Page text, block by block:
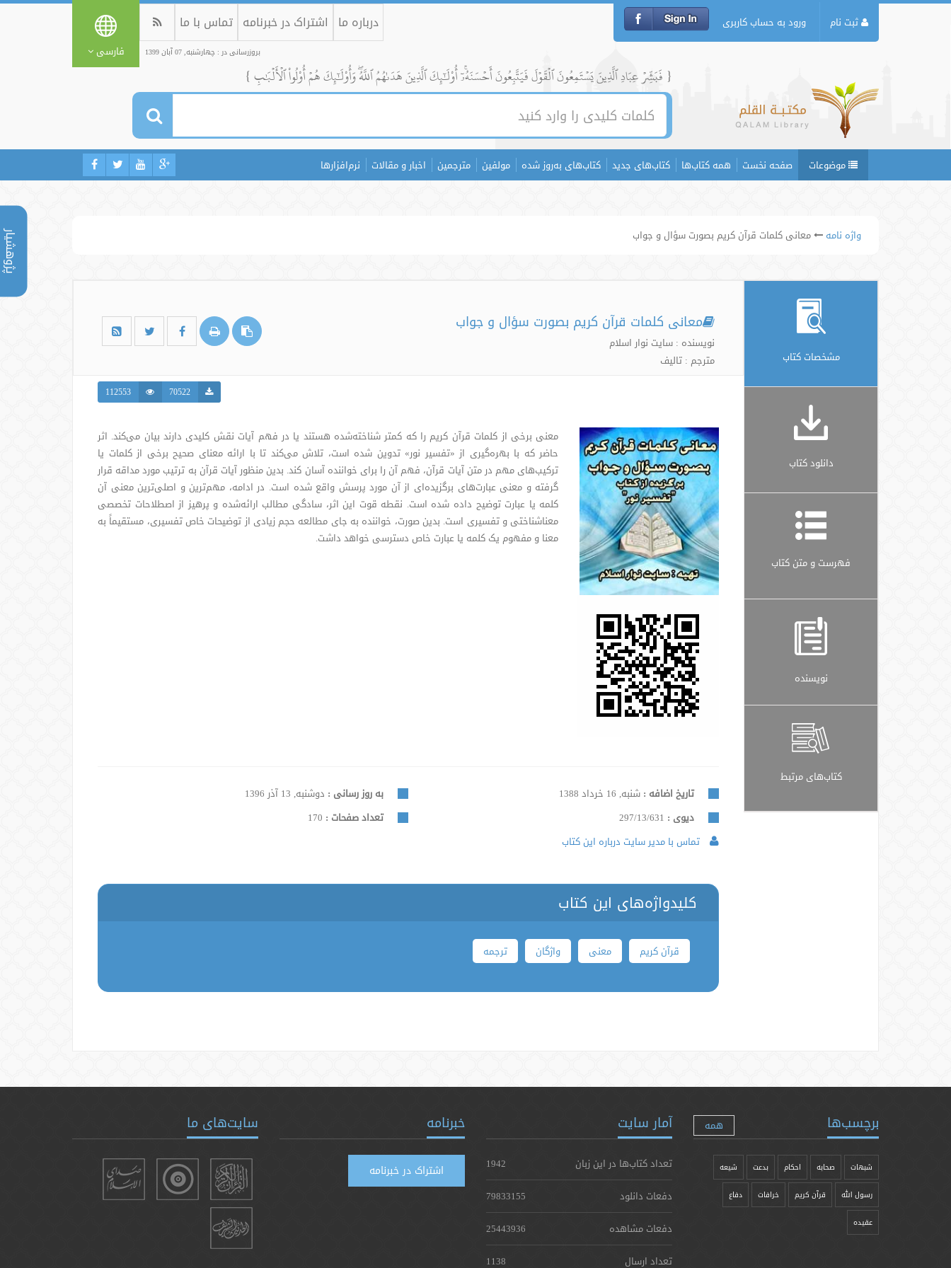
پژوهشیار
ثبت نام ورود به حساب کاربری درباره ما اشتراک در خبرنامه تماس با ما
بروزرسانی در : چهارشنبه, 07 آبان 1399 فارسی
{ فَبَشِّرۡ عِبَادِ ٱلَّذِينَ يَسۡتَمِعُونَ ٱلۡقَوۡلَ فَيَتَّبِعُونَ أَحۡسَنَهُۥٓۚ أُوْلَٰٓئِكَ ٱلَّذِينَ هَدَىٰهُمُ ٱللَّهُۖ وَأُوْلَٰٓئِكَ هُمۡ أُوْلُواْ ٱلۡأَلۡبَٰبِ }
موضوعات صفحه نخست همه کتاب‌ها کتاب‌های جدید کتاب‌های به‌روز شده مولفین مترجمین اخبار و مقالات نرم‌افزارها
واژه نامه معانی کلمات قرآن کریم بصورت سؤال و جواب
مشخصات کتاب
دانلود کتاب
فهرست و متن کتاب
نویسنده
کتاب‌های مرتبط
معانی کلمات قرآن کریم بصورت سؤال و جواب
نویسنده : سایت نوار اسلام
مترجم : تالیف
70522
112553
معنی برخی از کلمات قرآن کریم را که کمتر شناخته‌شده هستند یا در فهم آیات نقش کلیدی دارند بیان می‌کند. اثر
حاضر که با بهره‌گیری از «تفسیر نور» تدوین شده است، تلاش می‌کند تا با ارائه معنای صحیح برخی از کلمات یا
ترکیب‌های مهم در متن آیات قرآن، فهم آن را برای خواننده آسان کند. بدین منظور آیات قرآن به ترتیب مورد مداقه قرار
گرفته و معنی عبارت‌های برگزیده‌ای از آن مورد پرسش واقع شده است. در ادامه، مهم‌ترین و اصلی‌ترین معنی آن
کلمه یا عبارت توضیح داده شده است. نقطه قوت این اثر، سادگی مطالب ارائه‌شده و پرهیز از اصطلاحات تخصصی
معناشناختی و تفسیری است. بدین صورت، خواننده به جای مطالعه حجم زیادی از توضیحات خاص تفسیری، مستقیماً به
معنا و مفهوم یک کلمه یا عبارت خاص دسترسی خواهد داشت.
تاریخ اضافه : شنبه, 16 خرداد 1388 به روز رسانی : دوشنبه, 13 آذر 1396
دیوی : 297/13/631 تعداد صفحات :
تماس با مدیر سایت درباره این کتاب
کلیدواژه‌های این کتاب
قرآن کریم معنی واژگان ترجمه
برچسب‌ها همه
شبهات صحابه احکام بدعت شیعه
رسول الله قرآن کریم خرافات دفاع
عقیده
آمار سایت
تعداد کتاب‌ها در این زبان
1942
دفعات دانلود
79833155
دفعات مشاهده
25443936
تعداد ارسال
1138
خبرنامه
اشتراک در خبرنامه
سایت‌های ما